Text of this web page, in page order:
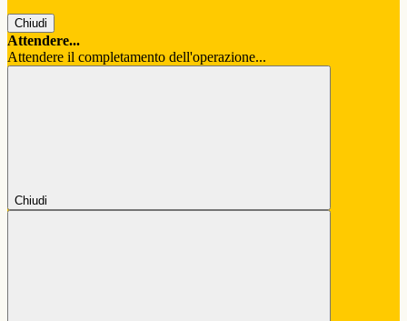
Chiudi
Attendere...
Attendere il completamento dell'operazione...
Chiudi